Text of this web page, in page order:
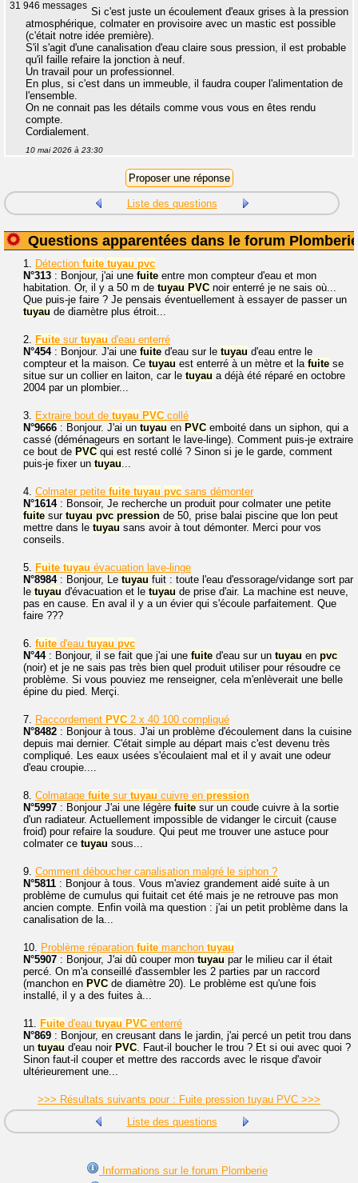
31 946 messages
Si c'est juste un écoulement d'eaux grises à la pression
atmosphérique, colmater en provisoire avec un mastic est possible
(c'était notre idée première).
S'il s'agit d'une canalisation d'eau claire sous pression, il est probable
qu'il faille refaire la jonction à neuf.
Un travail pour un professionnel.
En plus, si c'est dans un immeuble, il faudra couper l'alimentation de
l'ensemble.
On ne connait pas les détails comme vous vous en êtes rendu
compte.
Cordialement.
10 mai 2026 à 23:30
Liste des questions
Questions apparentées dans le forum Plomberie
1. Détection fuite tuyau pvc
N°313 : Bonjour, j'ai une fuite entre mon compteur d'eau et mon
habitation. Or, il y a 50 m de tuyau PVC noir enterré je ne sais où...
Que puis-je faire ? Je pensais éventuellement à essayer de passer un
tuyau de diamètre plus étroit...
2. Fuite sur tuyau d'eau enterré
N°454: Bonjour. J'ai une fuite d'eau sur le tuyau d'eau entre le
compteur et la maison. Ce tuyau est enterré à un mètre et la fuite se
situe sur un collier en laiton, car le tuyau a déjà été réparé en octobre
2004 par un plombier...
3. Extraire bout de tuyau PVC collé
N°9666 : Bonjour. J'ai un tuyau en PVC emboité dans un siphon, qui a
cassé (déménageurs en sortant le lave-linge). Comment puis-je extraire
ce bout de PVC qui est resté collé ? Sinon si je le garde, comment
puis-je fixer un tuyau...
4. Colmater petite fuite tuyau pvc sans démonter
N°1614: Bonsoir, Je recherche un produit pour colmater une petite
fuite sur tuyau pvc pression de 50, prise balai piscine que lon peut
mettre dans le tuyau sans avoir à tout démonter. Merci pour vos
conseils.
5. Fuite tuyau évacuation lave-linge
N°8984: Bonjour, Le tuyau fuit : toute l'eau d'essorage/vidange sort par
le tuyau d'évacuation et le tuyau de prise d'air. La machine est neuve,
pas en cause. En aval il y a un évier qui s'écoule parfaitement. Que
faire ???
6. fuite d'eau tuyau pvc
N°44: Bonjour, il se fait que j'ai une fuite d'eau sur un tuyau en pvc
(noir) et je ne sais pas très bien quel produit utiliser pour résoudre ce
problème. Si vous pouviez me renseigner, cela m'enlèverait une belle
épine du pied. Merçi.
7. Raccordement PVC 2 x 40 100 compliqué
N°8482 : Bonjour à tous. J'ai un problème d'écoulement dans la cuisine
depuis mai dernier. C'était simple au départ mais c'est devenu très
compliqué. Les eaux usées s'écoulaient mal et il y avait une odeur
d'eau croupie....
8. Colmatage fuite sur tuyau cuivre en pression
N°5997 : Bonjour J'ai une légère fuite sur un coude cuivre à la sortie
d'un radiateur. Actuellement impossible de vidanger le circuit (cause
froid) pour refaire la soudure. Qui peut me trouver une astuce pour
colmater ce tuyau sous...
9. Comment déboucher canalisation malgré le siphon ?
N°5811 : Bonjour à tous. Vous m'aviez grandement aidé suite à un
problème de cumulus qui fuitait cet été mais je ne retrouve pas mon
ancien compte. Enfin voilà ma question : j'ai un petit problème dans la
canalisation de la...
10. Problème réparation fuite manchon tuyau
N°5907 : Bonjour, J'ai dû couper mon tuyau par le milieu car il était
percé. On m'a conseillé d'assembler les 2 parties par un raccord
(manchon en PVC de diamètre 20). Le problème est qu'une fois
installé, il y a des fuites à...
11. Fuite d'eau tuyau PVC enterré
N°869 : Bonjour, en creusant dans le jardin, j'ai percé un petit trou dans
un tuyau d'eau noir PVC. Faut-il boucher le trou ? Et si oui avec quoi ?
Sinon faut-il couper et mettre des raccords avec le risque d'avoir
ultérieurement une...
>>> Résultats suivants pour : Fuite pression tuyau PVC >>>
Liste des questions
Informations sur le forum Plomberie